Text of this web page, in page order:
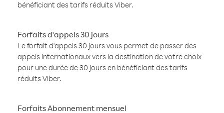
bénéficiant des tarifs réduits Viber.
Forfaits d'appels 30 jours
Le forfait d'appels 30 jours vous permet de passer des
appels internationaux vers la destination de votre choix
pour une durée de 30 jours en bénéficiant des tarifs
réduits Viber.
Forfaits Abonnement mensuel